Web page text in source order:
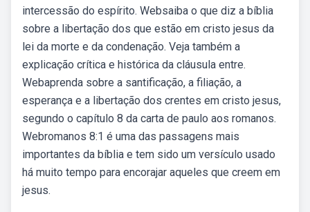
intercessão do espírito. Websaiba o que diz a bíblia
sobre a libertação dos que estão em cristo jesus da
lei da morte e da condenação. Veja também a
explicação crítica e histórica da cláusula entre.
Webaprenda sobre a santificação, a filiação, a
esperança e a libertação dos crentes em cristo jesus,
segundo o capítulo 8 da carta de paulo aos romanos.
Webromanos 8:1 é uma das passagens mais
importantes da bíblia e tem sido um versículo usado
há muito tempo para encorajar aqueles que creem em
jesus.